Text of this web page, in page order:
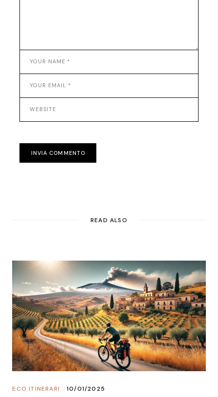
INVIA COMMENTO
READ ALSO
ECO ITINERARI 10/01/2025